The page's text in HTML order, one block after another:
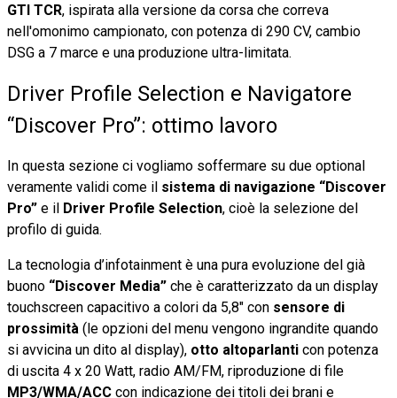
GTI TCR, ispirata alla versione da corsa che correva
nell'omonimo campionato, con potenza di 290 CV, cambio
DSG a 7 marce e una produzione ultra-limitata.
Driver Profile Selection e Navigatore
“Discover Pro”: ottimo lavoro
In questa sezione ci vogliamo soffermare su due optional
veramente validi come il sistema di navigazione “Discover
Pro” e il Driver Profile Selection, cioè la selezione del
profilo di guida.
La tecnologia d’infotainment è una pura evoluzione del già
buono “Discover Media” che è caratterizzato da un display
touchscreen capacitivo a colori da 5,8" con sensore di
prossimità (le opzioni del menu vengono ingrandite quando
si avvicina un dito al display), otto altoparlanti con potenza
di uscita 4 x 20 Watt, radio AM/FM, riproduzione di file
MP3/WMA/ACC con indicazione dei titoli dei brani e